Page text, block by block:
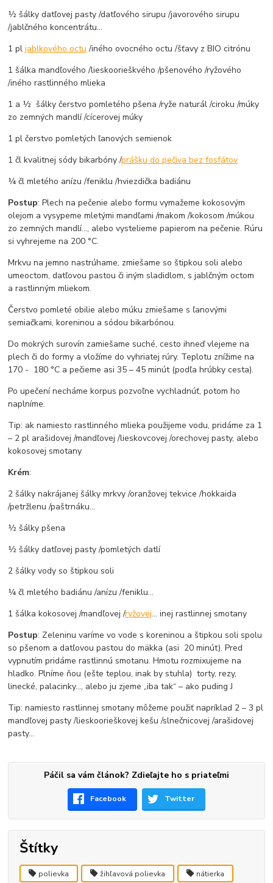
½ šálky datľovej pasty /datľového sirupu /javorového sirupu
/jablčného koncentrátu...
1 pljablkového octu /iného ovocného octu /šťavy z BIO citrónu
1 šálka mandľového /lieskoorieškvého /pšenového /ryžového
/iného rastlinného mlieka
1 a ½ šálky čerstvo pomletého pšena /ryže naturál /ciroku /múky
zo zemných mandlí /cícerovej múky
1 pl čerstvo pomletých ľanových semienok
1 čl kvalitnej sódy bikarbóny /prášku do pečiva bez fosfátov
¼ čl mletého anízu /feniklu /hviezdička badiánu
Postup: Plech na pečenie alebo formu vymažeme kokosovým
olejom a vysypeme mletými mandľami /makom /kokosom /múkou
zo zemných mandlí..., alebo vystelieme papierom na pečenie. Rúru
si vyhrejeme na 200 °C.
Mrkvu na jemno nastrúhame, zmiešame so štipkou soli alebo
umeoctom, datľovou pastou či iným sladidlom, s jablčným octom
a rastlinným mliekom.
Čerstvo pomleté obilie alebo múku zmiešame s ľanovými
semiačkami, koreninou a sódou bikarbónou.
Do mokrých surovín zamiešame suché, cesto ihneď vlejeme na
plech či do formy a vložíme do vyhriatej rúry. Teplotu znížime na
170 - 180 °C a pečieme asi 35 – 45 minút (podľa hrúbky cesta).
Po upečení necháme korpus pozvoľne vychladnúť, potom ho
naplníme.
Tip: ak namiesto rastlinného mlieka použijeme vodu, pridáme za 1
– 2 pl arašidovej /mandľovej /lieskovcovej /orechovej pasty, alebo
kokosovej smotany
Krém:
2 šálky nakrájanej šálky mrkvy /oranžovej tekvice /hokkaida
/petržlenu /paštrnáku...
½ šálky pšena
½ šálky datľovej pasty /pomletých datlí
2 šálky vody so štipkou soli
¼ čl mletého badiánu /anízu /feniklu...
1 šálka kokosovej /mandľovej /ryžovej... inej rastlinnej smotany
Postup: Zeleninu varíme vo vode s koreninou a štipkou soli spolu
so pšenom a datľovou pastou do mäkka (asi 20 minút). Pred
vypnutím pridáme rastlinnú smotanu. Hmotu rozmixujeme na
hladko. Plníme ňou (ešte teplou, inak by stuhla) torty, rezy,
linecké, palacinky..., alebo ju zjeme „iba tak“ – ako puding J
Tip: namiesto rastlinnej smotany môžeme použiť napríklad 2 – 3 pl
mandľovej pasty /lieskoorieškovej kešu /slnečnicovej /arašidovej
pasty...
Páčil sa vám článok? Zdieľajte ho s priateľmi
Facebook Twitter
Štítky
polievka žihľavová polievka nátierka